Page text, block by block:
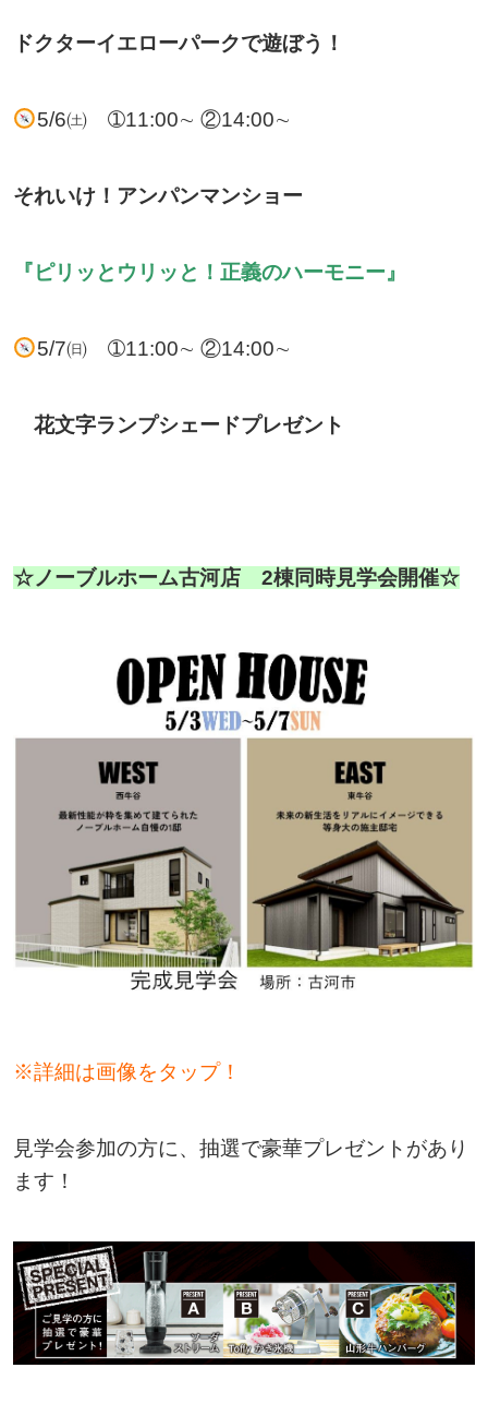
ドクターイエローパークで遊ぼう！
5/6㈯ ➀11:00∼ ②14:00∼
それいけ！アンパンマンショー
『ピリッとウリッと！正義のハーモニー』
5/7㈰ ➀11:00∼ ②14:00∼
花文字ランプシェードプレゼント
☆ノーブルホーム古河店 2棟同時見学会開催☆
※詳細は画像をタップ！
見学会参加の方に、抽選で豪華プレゼントがあり
ます！